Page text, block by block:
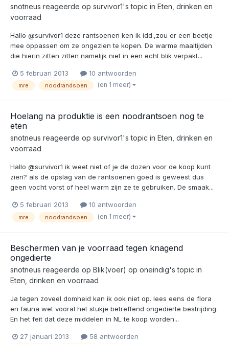
snotneus reageerde op survivor1's topic in Eten, drinken en
voorraad
Hallo @survivor1 deze rantsoenen ken ik idd.,zou er een beetje
mee oppassen om ze ongezien te kopen. De warme maaltijden
die hierin zitten zitten namelijk niet in een echt blik verpakt...
5 februari 2013 10 antwoorden
mre noodrandsoen (en 1 meer)
Hoelang na produktie is een noodrantsoen nog te
eten
snotneus reageerde op survivor1's topic in Eten, drinken en
voorraad
Hallo @survivor1 ik weet niet of je de dozen voor de koop kunt
zien? als de opslag van de rantsoenen goed is geweest dus
geen vocht vorst of heel warm zijn ze te gebruiken. De smaak...
5 februari 2013 10 antwoorden
mre noodrandsoen (en 1 meer)
Beschermen van je voorraad tegen knagend
ongedierte
snotneus reageerde op Blik(voer) op oneindig's topic in
Eten, drinken en voorraad
Ja tegen zoveel domheid kan ik ook niet op. lees eens de flora
en fauna wet vooral het stukje betreffend ongedierte bestrijding.
En het feit dat deze middelen in NL te koop worden...
27 januari 2013 58 antwoorden